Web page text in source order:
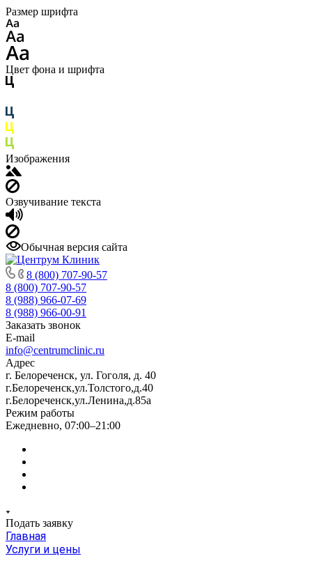
Размер шрифта
Цвет фона и шрифта
Изображения
Озвучивание текста
Обычная версия сайта
8 (800) 707-90-57
8 (800) 707-90-57
8 (988) 966-07-69
8 (988) 966-00-91
Заказать звонок
E-mail
info@centrumclinic.ru
Адрес
г. Белореченск, ул. Гоголя, д. 40
г.Белореченск,ул.Толстого,д.40
г.Белореченск,ул.Ленина,д.85а
Режим работы
Ежедневно, 07:00–21:00
Подать заявку
Главная
Услуги и цены